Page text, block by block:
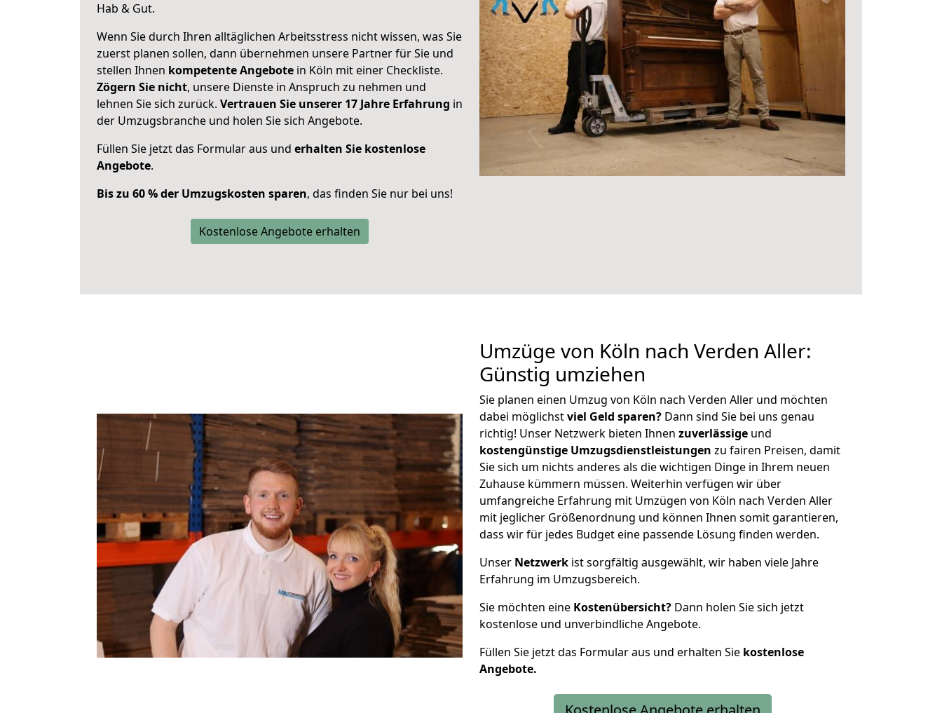
Hab & Gut.
Wenn Sie durch Ihren alltäglichen Arbeitsstress nicht wissen, was Sie
zuerst planen sollen, dann übernehmen unsere Partner für Sie und
stellen Ihnen kompetente Angebote in Köln mit einer Checkliste.
Zögern Sie nicht, unsere Dienste in Anspruch zu nehmen und
lehnen Sie sich zurück. Vertrauen Sie unserer 17 Jahre Erfahrung in
der Umzugsbranche und holen Sie sich Angebote.
Füllen Sie jetzt das Formular aus und erhalten Sie kostenlose
Angebote.
Bis zu 60 % der Umzugskosten sparen, das finden Sie nur bei uns!
Kostenlose Angebote erhalten
Umzüge von Köln nach Verden Aller:
Günstig umziehen
Sie planen einen Umzug von Köln nach Verden Aller und möchten
dabei möglichstviel Geld sparen? Dann sind Sie bei uns genau
richtig! Unser Netzwerk bieten Ihnen zuverlässige und
kostengünstige Umzugsdienstleistungen zu fairen Preisen, damit
Sie sich um nichts anderes als die wichtigen Dinge in Ihrem neuen
Zuhause kümmern müssen. Weiterhin verfügen wir über
umfangreiche Erfahrung mit Umzügen von Köln nach Verden Aller
mit jeglicher Größenordnung und können Ihnen somit garantieren,
dass wir für jedes Budget eine passende Lösung finden werden.
Unser Netzwerk ist sorgfältig ausgewählt, wir haben viele Jahre
Erfahrung im Umzugsbereich.
Sie möchten eine Kostenübersicht? Dann holen Sie sich jetzt
kostenlose und unverbindliche Angebote.
Füllen Sie jetzt das Formular aus und erhalten Sie kostenlose
Angebote.